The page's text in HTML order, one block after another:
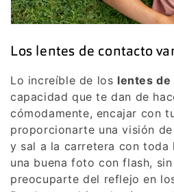
Los lentes de contacto
Lo increíble de los lentes
capacidad que te dan de
cómodamente, encajar con
proporcionarte una visión
y sal a la carretera con toda
una buena foto con flash,
preocuparte del reflejo en